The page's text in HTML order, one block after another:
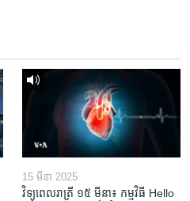
15 មីនា 2025
វិទ្យុពេលរាត្រី ១៥ មីនា៖ កម្មវិធី ​Hello